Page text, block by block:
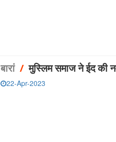
बारां/
22-Apr-2023